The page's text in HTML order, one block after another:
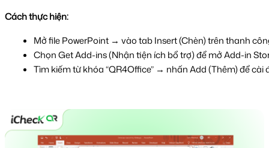
Cách thực hiện:
Mở file PowerPoint → vào tab Insert (Chèn) trên thanh
Chọn Get Add-ins (Nhận tiện ích bổ trợ) để mở Add-in
Tìm kiếm từ khóa “QR4Office” → nhấn Add (Thêm) để cài